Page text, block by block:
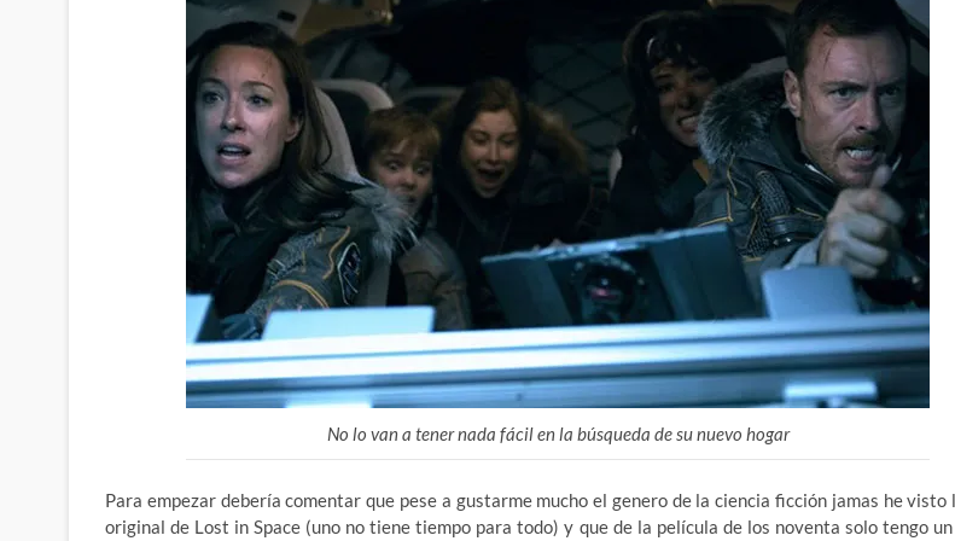
No lo van a tener nada fácil en la búsqueda de su nuevo hogar
Para empezar debería comentar que pese a gustarme mucho el genero de la ciencia ficción jamas he visto
original de Lost in Space (uno no tiene tiempo para todo) y que de la película de los noventa solo tengo